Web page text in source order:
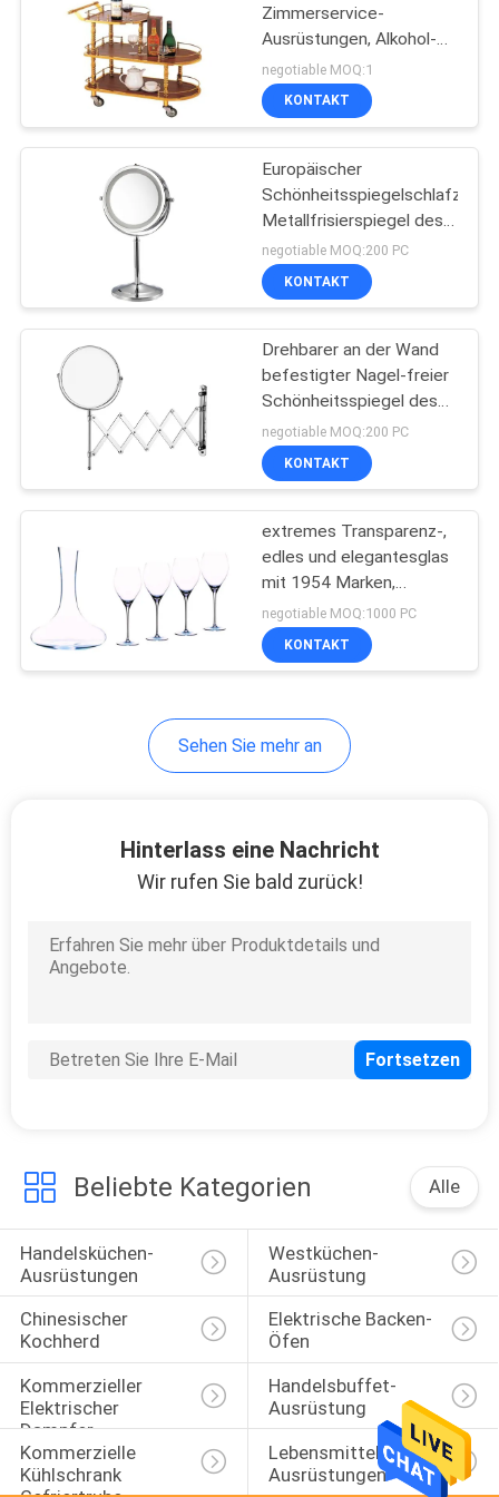
Kommerzielle
Kühlschrank
Gefriertruhe
Ausrüstungen
Edelstahl-
Verpflegungs-
Ausrüstung
33
Speisewärmer-
Snackbar-
Ausrüstung
60
Zimmerservice-
Ausrüstungen, Alkohol-
Laufkatze
770x400x825mm für
goldene und rote Farbe
negotiable MOQ:1
KONTAKT
Europäischer
Metallfrisierspiegel des
Artfüllelicht-
Frisierkommode-
Spiegels HD
negotiable MOQ:200 PC
KONTAKT
Drehbarer an der Wand
befestigter Nagel-freier
Schönheitsspiegel des
Hauptfrisierspiegels des
HD einziehbaren
negotiable MOQ:200 PC
KONTAKT
extremes Transparenz-,
edles und elegantesglas
mit 1954 Marken,
Rotwein, hohe
Borkieselsäureverbindung,
unzerbrechliche
negotiable MOQ:1000 PC
KONTAKT
Sehen Sie mehr an
Hinterlass eine Nachricht
Wir rufen Sie bald zurück!
Beliebte Kategorien Alle
Handelsküchen-
Ausrüstungen
Westküchen-
Ausrüstung
Chinesischer
Kochherd
Elektrische Backen-
Öfen
Kommerzieller
Elektrischer
Dampfer
Handelsbuffet-
Ausrüstung
Kommerzielle
Kühlschrank
Ausrüstungen